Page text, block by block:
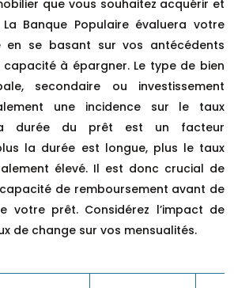
que vous souhaitez acquérir et
Banque Populaire évaluera votre
en se basant sur vos antécédents
à épargner. Le type de bien
secondaire ou investissement
une incidence sur le taux
la durée du prêt est un facteur
la durée est longue, plus le taux
élevé. Il est donc crucial de
de remboursement avant de
votre prêt. Considérez l’impact de
de change sur vos mensualités.